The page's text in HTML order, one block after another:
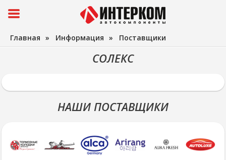
Главная » Информация » Поставщики
СОЛЕКС
НАШИ ПОСТАВЩИКИ